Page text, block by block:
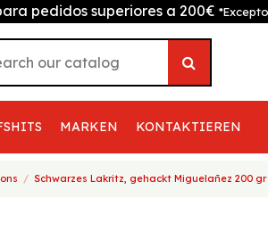
pedidos superiores a 200€
MARKEN KONTAKTIEREN
Schwarzes Lakritz, gehackt Miguelañez 200 gr